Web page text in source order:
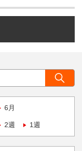
6月
2週 1週